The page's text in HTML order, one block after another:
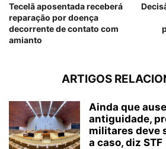
Tecelã aposentada receberá
reparação por doença
decorrente de contato com
amianto
ARTIGOS
Ainda que
antiguidade,
militares deve
a caso, diz STF